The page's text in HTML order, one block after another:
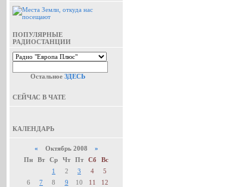
ПОПУЛЯРНЫЕ
РАДИОСТАНЦИИ
Остальное ЗДЕСЬ
СЕЙЧАС В ЧАТЕ
КАЛЕНДАРЬ
« Октябрь 2008 »
Пн
Вт Ср Чт Пт Сб
Вс
1
2 3 4
5
6
7 8 9 10 11
12